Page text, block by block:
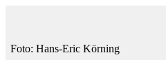
Foto: Hans-Eric Körning